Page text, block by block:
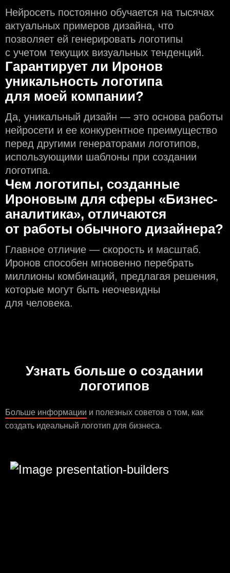
Нейросеть постоянно обучается на тысячах
актуальных примеров дизайна, что
позволяет ей генерировать логотипы
с учeтом текущих визуальных тенденций.
Гарантирует ли Иронов
уникальность логотипа
для моей компании?
Да, уникальный дизайн — это основа работы
нейросети и еe конкурентное преимущество
перед другими генераторами логотипов,
использующими шаблоны при создании
логотипа.
Чем логотипы, созданные
Ироновым для сферы «Бизнес-
аналитика», отличаются
от работы обычного дизайнера?
Главное отличие — скорость и масштаб.
Иронов способен мгновенно перебрать
миллионы комбинаций, предлагая решения,
которые могут быть неочевидны
для человека.
Узнать больше о создании
логотипов
Больше информации и полезных советов о том, как
создать идеальный логотип для бизнеса.